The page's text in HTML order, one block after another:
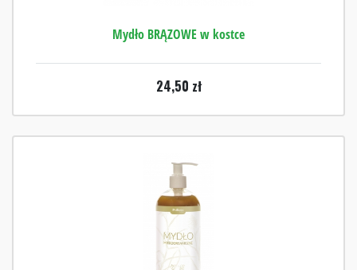
Mydło BRĄZOWE w kostce
24,50 zł